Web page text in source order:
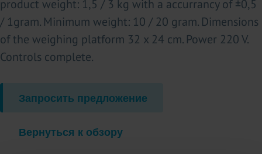
product weight: 1,5 / 3 kg with a accurrancy of ±0,5
/ 1gram. Minimum weight: 10 / 20 gram. Dimensions
of the weighing platform 32 x 24 cm. Power 220 V.
Controls complete.
Запросить предложение
Вернуться к обзору